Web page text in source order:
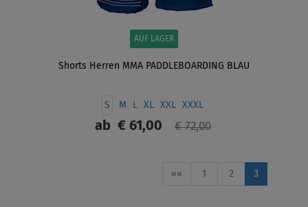
AUF LAGER
Shorts Herren MMA PADDLEBOARDING BLAU
S M L XL XXL XXXL
ab € 61,00 € 72,00
««
1 2 3